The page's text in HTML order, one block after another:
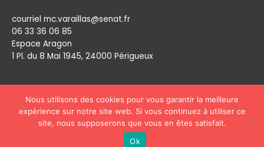
courriel mc.varaillas@senat.fr
06 33 36 06 85
Espace Aragon
1 Pl. du 8 Mai 1945, 24000 Périgueux​
Copyright © 2026Marie Claude Varaillas
Nous utilisons des cookies pour vous garantir la meilleure
expérience sur notre site web. Si vous continuez à utiliser ce
site, nous supposerons que vous en êtes satisfait.
Ok